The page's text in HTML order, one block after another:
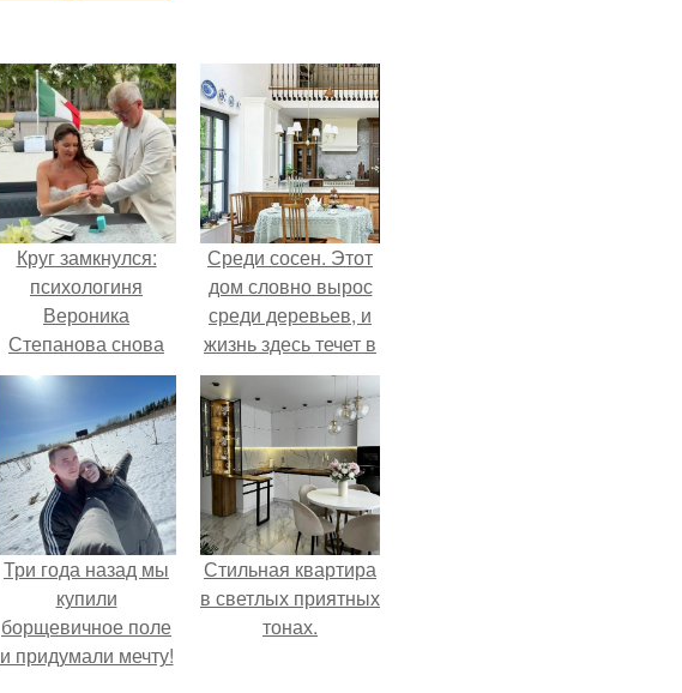
Круг замкнулся:
психологиня
Вероника
Степанова снова
вышла замуж за
собственного
бывшего мужа.
Среди сосен. Этот
дом словно вырос
среди деревьев, и
жизнь здесь течет в
собственном ритме
- спокойно, без
спешки и лишнего
шума.
Три года назад мы
купили
борщевичное поле
и придумали мечту!
Стильная квартира
в светлых приятных
тонах.